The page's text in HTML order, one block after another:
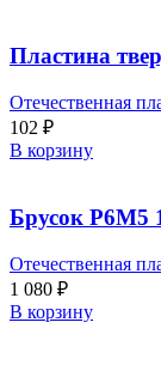
Пластина
Отечественная
102 ₽
В корзину
Брусок Р6М5
Отечественная
1 080 ₽
В корзину